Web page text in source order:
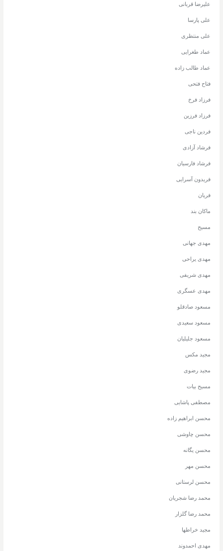
علیرضا قربانی
علی پارسا
علی منتظری
عماد طغرایی
عماد طالب زاده
فتاح فتحی
فرزاد فرخ
فرزاد فرزین
فردین ناجی
فرشاد آزادی
فرشاد فارسیان
فریدون آسرایی
فریان
ماکان بند
مسیح
مهدی جهانی
مهدی یراحی
مهدی شریفی
مهدی عسگری
مسعود صادقلو
مسعود سعیدی
مسعود جلیلیان
مجید مکس
مجید رضوی
مسیح بیات
مصطفی پاشایی
محسن ابراهیم زاده
محسن چاوشی
محسن یگانه
محسن مهر
محسن لرستانی
محمد رضا شجریان
محمد رضا گلزار
مجید خراطها
مهدی احمدوند